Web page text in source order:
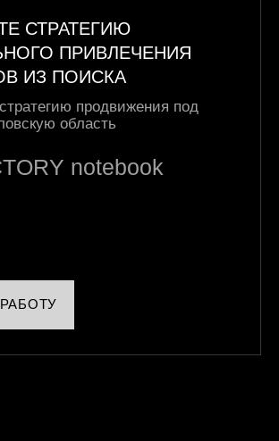
СТРАТЕГИЮ
ПРИВЛЕЧЕНИЯ
ИЗ ПОИСКА
продвижения под
область